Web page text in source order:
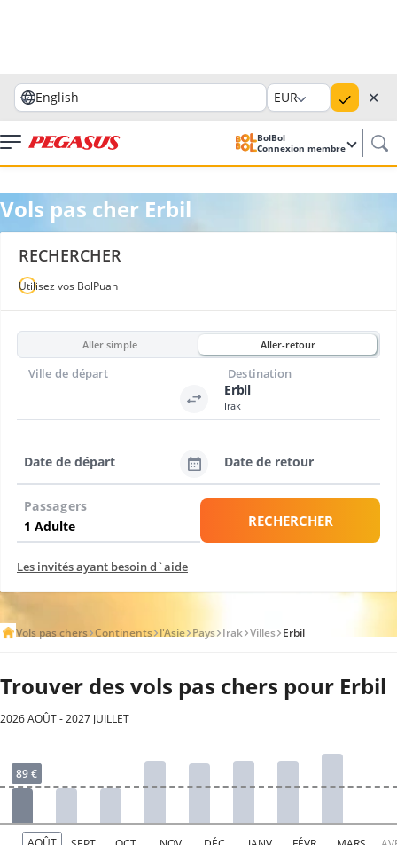
English EUR ✕
BolBol
Connexion membre
Vols pas cher Erbil
RECHERCHER
Utilisez vos BolPuan
Aller simple Aller-retour
Ville de départ
Erbil
Irak
Destination
Date de départ Date de retour
Passagers
RECHERCHER
Les invités ayant besoin d`aide
Vols pas chers Continents l'Asie Pays Irak Villes Erbil
Trouver des vols pas chers pour Erbil
2026 AOÛT - 2027 JUILLET